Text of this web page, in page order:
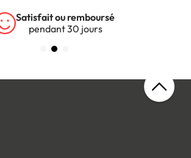
Satisfait ou remboursé
pendant 30 jours